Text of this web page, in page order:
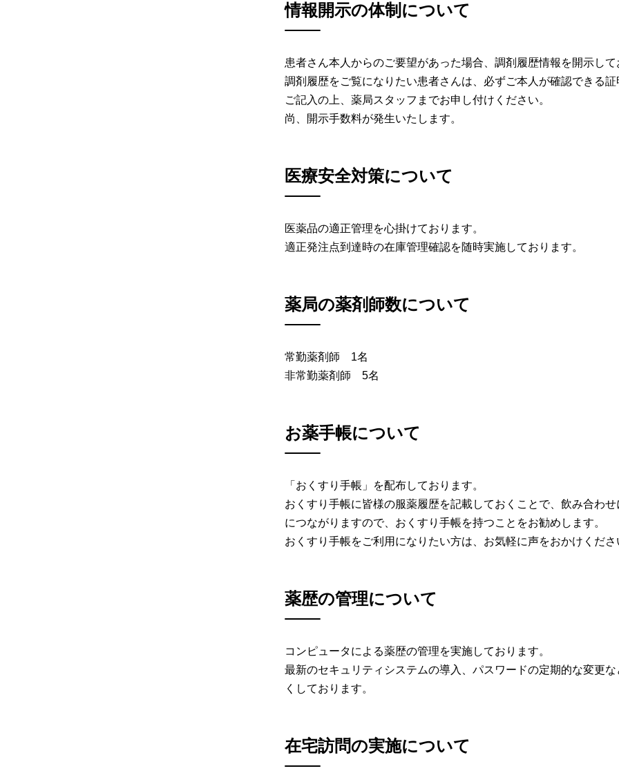
情報開示の体制について
患者さん本人からのご要望があった場合、調剤履歴情報を開示し
調剤履歴をご覧になりたい患者さんは、必ずご本人が確認できる
ご記入の上、薬局スタッフまでお申し付けください。
尚、開示手数料が発生いたします。
医療安全対策について
医薬品の適正管理を心掛けております。
適正発注点到達時の在庫管理確認を随時実施しております。
薬局の薬剤師数について
常勤薬剤師 1名
非常勤薬剤師 5名
お薬手帳について
「おくすり手帳」を配布しております。
おくすり手帳に皆様の服薬履歴を記載しておくことで、飲み合わ
につながりますので、おくすり手帳を持つことをお勧めします。
おくすり手帳をご利用になりたい方は、お気軽に声をおかけくださ
薬歴の管理について
コンピュータによる薬歴の管理を実施しております。
最新のセキュリティシステムの導入、パスワードの定期的な変更
くしております。
在宅訪問の実施について